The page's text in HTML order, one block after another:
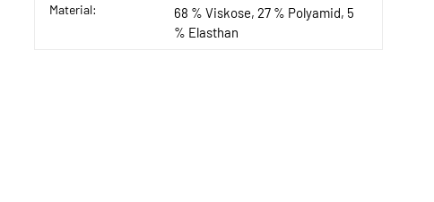
Material:
68 % Viskose, 27 % Polyamid, 5
% Elasthan